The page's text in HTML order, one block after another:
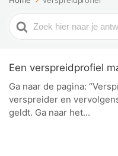
Zoek
naar
Een verspreidprofiel
Ga naar de pagina:
verspreider en
geldt. Ga naar het...